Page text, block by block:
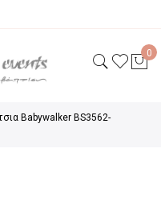
Babywalker BS3562-